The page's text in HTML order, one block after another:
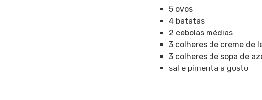
5 ovos
4 batatas
2 cebolas médias
3 colheres de creme de
3 colheres de sopa de
sal e pimenta a gosto